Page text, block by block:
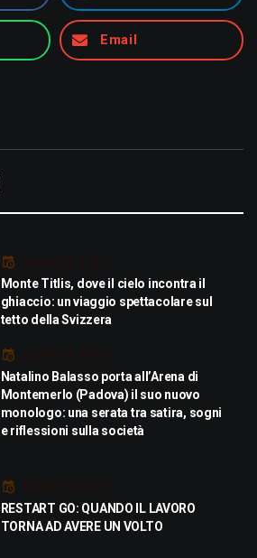
Email
Luglio 29, 2026
Monte Titlis, dove il cielo incontra il
ghiaccio: un viaggio spettacolare sul
tetto della Svizzera
Luglio 21, 2026
Natalino Balasso porta all’Arena di
Montemerlo (Padova) il suo nuovo
monologo: una serata tra satira, sogni
e riflessioni sulla società
Luglio 21, 2026
RESTART GO: QUANDO IL LAVORO
TORNA AD AVERE UN VOLTO